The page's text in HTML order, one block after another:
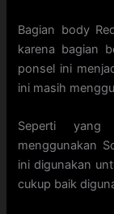
Bagian body
karena bagian
ponsel ini
ini masih
Seperti yang
menggunakan
ini digunakan
cukup baik